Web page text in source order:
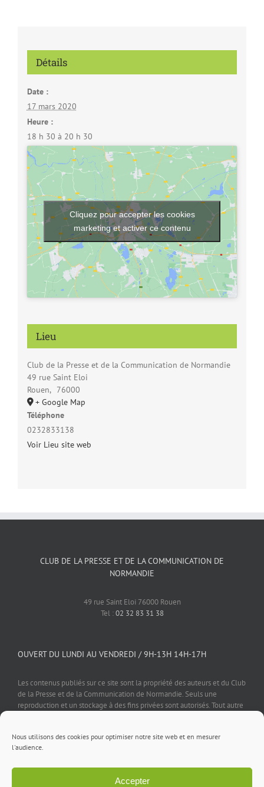
Nous utilisons des cookies pour optimiser notre site web et en mesurer
l'audience.
Accepter
Détails
Date :
17 mars 2020
Heure :
18 h 30 à 20 h 30
Lieu
Club de la Presse et de la Communication de Normandie
49 rue Saint Eloi
Rouen, 76000
+ Google Map
Téléphone
0232833138
Voir Lieu site web
Cliquez pour accepter les cookies
marketing et activer ce contenu
CLUB DE LA PRESSE ET DE LA COMMUNICATION DE
NORMANDIE
49 rue Saint Eloi 76000 Rouen
Tel :02 32 83 31 38
OUVERT DU LUNDI AU VENDREDI / 9H-13H 14H-17H
Les contenus publiés sur ce site sont la propriété des auteurs et du Club
de la Presse et de la Communication de Normandie. Seuls une
reproduction et un stockage à des fins privées sont autorisés. Tout autre